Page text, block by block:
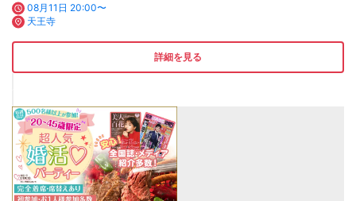
08月11日 20:00〜
天王寺
詳細を見る